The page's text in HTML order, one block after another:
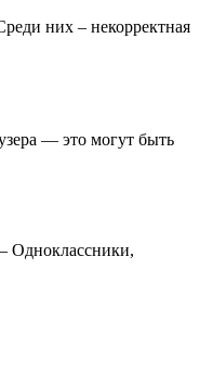
них – некорректная
— это могут быть
Одноклассники,